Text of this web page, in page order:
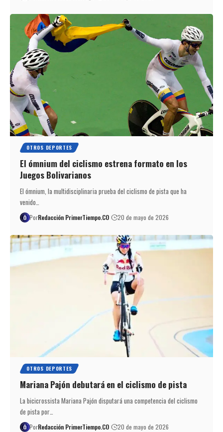
OTROS DEPORTES
El ómnium del ciclismo estrena formato en los
Juegos Bolivarianos
El ómnium, la multidisciplinaria prueba del ciclismo de pista que ha
venido…
PorRedacción PrimerTiempo.CO 20 de mayo de 2026
OTROS DEPORTES
Mariana Pajón debutará en el ciclismo de pista
La bicicrossista Mariana Pajón disputará una competencia del ciclismo
de pista por…
PorRedacción PrimerTiempo.CO 20 de mayo de 2026